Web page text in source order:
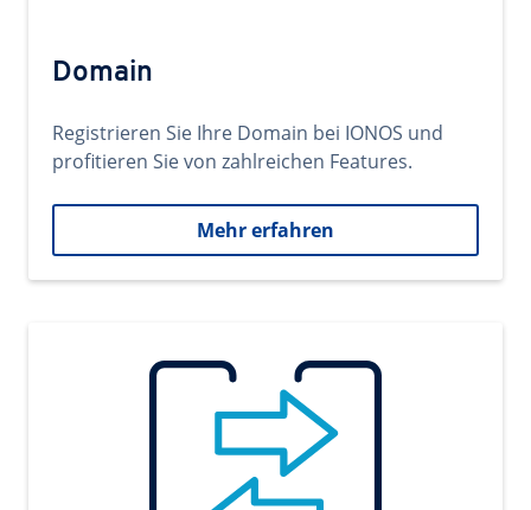
Domain
Registrieren Sie Ihre Domain bei IONOS und
profitieren Sie von zahlreichen Features.
Mehr erfahren